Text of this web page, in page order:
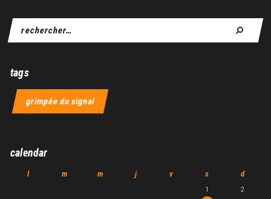
tags
grimpée du signal
calendar
l m m j v s d
1
2